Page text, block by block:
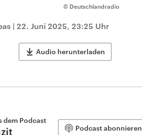
© Deutschlandradio
| 22. Juni 2025, 23:25 Uhr
Audio herunterladen
dem Podcast
Podcast abonnieren